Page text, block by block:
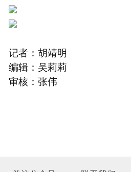
记者：胡靖明
编辑：吴莉莉
审核：张伟